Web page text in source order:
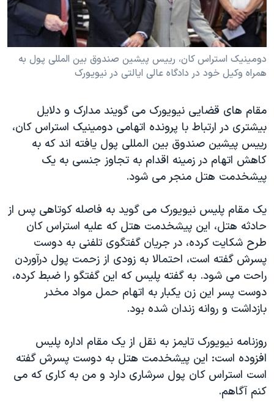
فرهنگ و زندگی
حقوق شهروندی
اقتصادی
علم و فناوری
گالری عکس
آرشیو پخش زنده
مستندها
انتخابات ریاست جمهوری آمریکا ۲۰۲۴
حمله جمهوری اسلامی به اسرائیل
رمز مهسا
اعتراضات زن، زندگی، آزادی
مجموعه مستندهای دادخواهی
تریبونال مردمی آبان ۹۸
چهل سال گروگان‌گیری
قانون شفافیت دارائی کادر رهبری ایران
اعتراضات مردمی آبان ۹۸
اسرائیل در جنگ
نرگس محمدی برنده جایزه نوبل صلح
صفحه‌های ویژه
سفر پرزیدنت ترامپ به چین
دنبال کنید
دومینیک استراس کان، رییس پیشین صندوق بین المللی پول به
همراه وکیل خود در دادگاه عالی ایالتی در نیویورک
مقام های قضایی نیویورک می گویند مدارک و دلایل
بیشتری در ارتباط با پرونده اتهامی دومینیک استراس کان،
رییس پیشین صندوق بین المللی پول یافته اند که به
کاهش اتهام در زمینه اقدام به تجاوز جنسی به یک
پیشخدمت هتل منجر می شود.
یک مقام پلیس نیویورک می گوید به فاصله کوتاهی پس از
حادثه هتل، این پیشخدمت هتل که علیه استراس کان
طرح شکایت کرده، در جریان گفتگوی تلفنی به دوست
پسرش گفته است، احتمالا به زودی از زحمت پول درآوردن
راحت می شود. به گفته پلیس که این گفتگو را ضبط کرده،
دوست پسر این زن یکبار به اتهام حمل مواد مخدر
بازداشت و روانه زندان شده بود.
روزنامه نیویورک تایمز به نقل از یک مقام اداره پلیس
افزوده است: این پیشخدمت هتل به دوست پسرش گفته
است استراس کان پول سرشاری دارد و من به کاری که می
کنم آگاهم.